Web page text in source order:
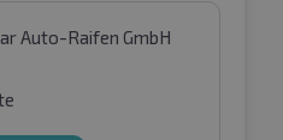
Auto-Raifen GmbH